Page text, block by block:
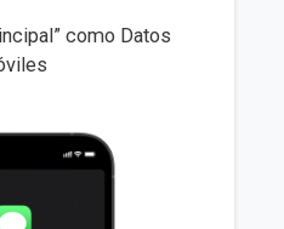
como Datos